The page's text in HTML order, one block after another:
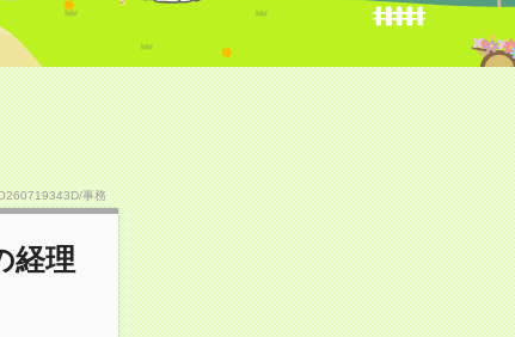
事務
経理